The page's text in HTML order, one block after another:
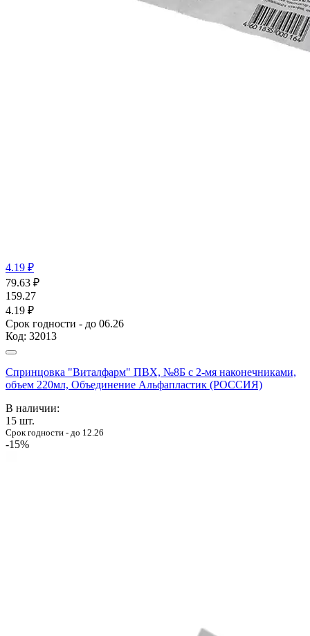
4.19 ₽
79.63 ₽
159.27
4.19 ₽
Срок годности - до 06.26
Код: 32013
Спринцовка "Виталфарм" ПВХ, №8Б с 2-мя наконечниками,
объем 220мл, Объединение Альфапластик (РОССИЯ)
В наличии:
15 шт.
Срок годности - до 12.26
-15%